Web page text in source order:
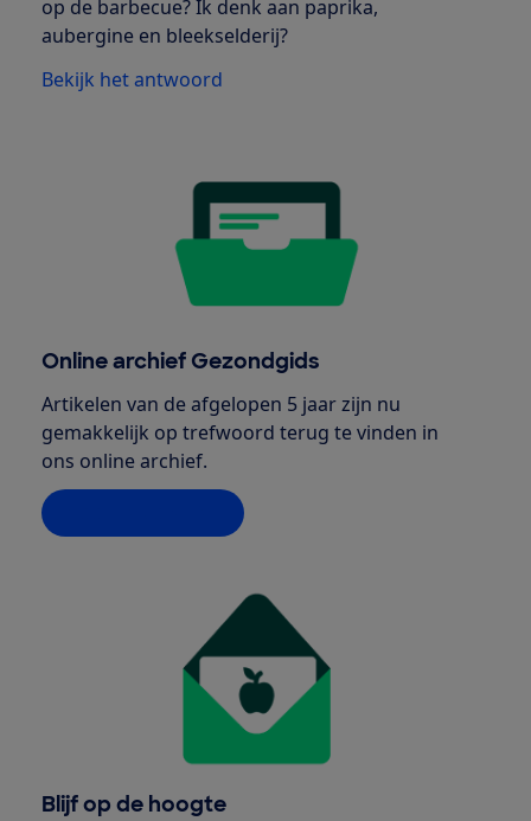
op de barbecue? Ik denk aan paprika,
aubergine en bleekselderij?
Bekijk het antwoord
Online archief Gezondgids
Artikelen van de afgelopen 5 jaar zijn nu
gemakkelijk op trefwoord terug te vinden in
ons online archief.
Blijf op de hoogte